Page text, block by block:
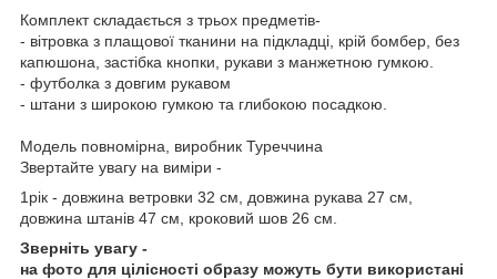
Комплект складається з трьох предметів-
- вітровка з плащової тканини на підкладці, крій бомбер, без
капюшона, застібка кнопки, рукави з манжетною гумкою.
- футболка з довгим рукавом
- штани з широкою гумкою та глибокою посадкою.
Модель повномірна, виробник Туреччина
Звертайте увагу на виміри -
1рік - довжина ветровки 32 см, довжина рукава 27 см,
довжина штанів 47 см, кроковий шов 26 см.
Зверніть увагу -
на фото для цілісності образу можуть бути використані